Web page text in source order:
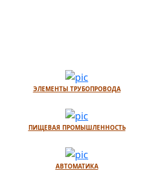
ЭЛЕМЕНТЫ ТРУБОПРОВОДА
ПИЩЕВАЯ ПРОМЫШЛЕННОСТЬ
АВТОМАТИКА